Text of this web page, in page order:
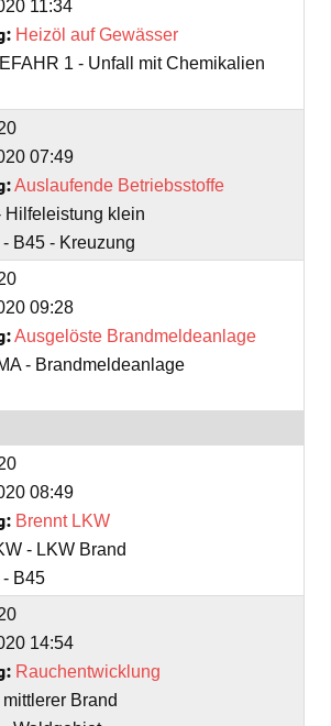
11:34
Heizöl auf Gewässer
1 - Unfall mit Chemikalien
07:49
Auslaufende Betriebsstoffe
Hilfeleistung klein
B45 - Kreuzung
09:28
Ausgelöste Brandmeldeanlage
- Brandmeldeanlage
08:49
Brennt LKW
- LKW Brand
B45
14:54
Rauchentwicklung
mittlerer Brand